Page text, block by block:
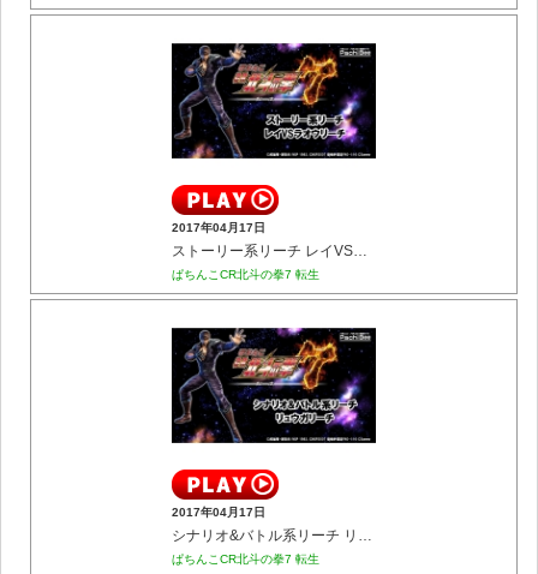
2017年04月17日
ストーリー系リーチ レイVSラオウリーチ
ぱちんこCR北斗の拳7 転生
2017年04月17日
シナリオ&バトル系リーチ リュウガリーチ
ぱちんこCR北斗の拳7 転生